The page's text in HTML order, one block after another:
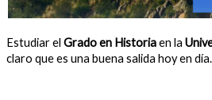
Estudiar el Grado en Historiaen la
claro que es una buena salida hoy en día.